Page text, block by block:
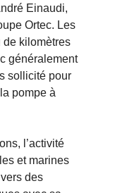
Einaudi,
Ortec. Les
de kilomètres
généralement
sollicité pour
pompe à
l’activité
et marines
des